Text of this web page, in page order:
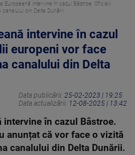
Europeană intervine în cazul Bâstroe. Oficialii
din Delta Dunării
intervine în cazul
europeni vor face
canalului din Delta
Data publicării: 25-02-2023 | 19:25
Data actualizării: 12-08-2025 | 13:42
intervine în cazul Bâstroe.
anunțat că vor face o vizită
canalului din Delta Dunării.